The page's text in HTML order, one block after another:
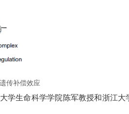
传补偿效应
学生命科学学院陈军教授和浙江大